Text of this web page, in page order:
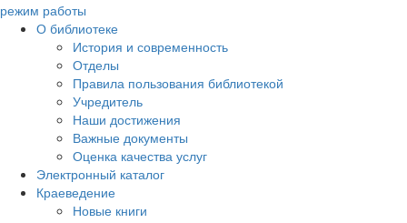
режим работы
О библиотеке
История и современность
Отделы
Правила пользования библиотекой
Учредитель
Наши достижения
Важные документы
Оценка качества услуг
Электронный каталог
Краеведение
Новые книги